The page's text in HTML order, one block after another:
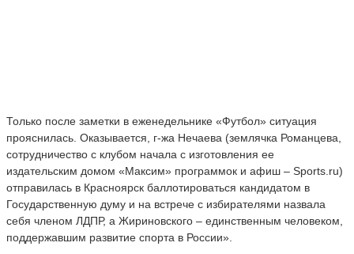
Только после заметки в еженедельнике «Футбол» ситуация
прояснилась. Оказывается, г-жа Нечаева (землячка Романцева,
сотрудничество с клубом начала с изготовления ее
издательским домом «Максим» программок и афиш – Sports.ru)
отправилась в Красноярск баллотироваться кандидатом в
Государственную думу и на встрече с избирателями назвала
себя членом ЛДПР, а Жириновского – единственным человеком,
поддержавшим развитие спорта в России».